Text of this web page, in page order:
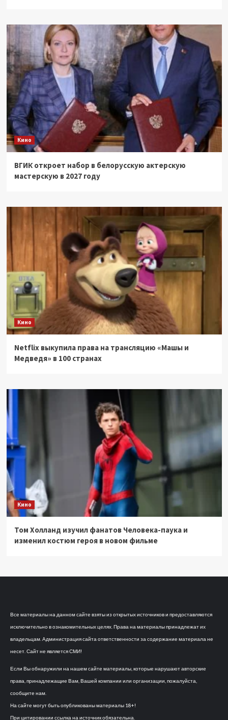
Кино
ВГИК откроет набор в белорусскую актерскую
мастерскую в 2027 году
Кино
Netflix выкупила права на трансляцию «Машы и
Медведя» в 100 странах
Кино
Том Холланд изучил фанатов Человека-паука и
изменил костюм героя в новом фильме
Все материалы на данном сайте взяты из открытых источников и предоставляются
исключительно в ознакомительных целях. Права на материалы принадлежат их
владельцам. Администрация сайта ответственности за содержание материала не
несет. Сайт не является СМИ!
Если Вы обнаружили на нашем сайте материалы, которые нарушают авторские
права, принадлежащие Вам, Вашей компании или организации, пожалуйста,
сообщите нам.
На сайте могут быть опубликованы материалы 18+!
При цитировании ссылка на источник обязательна.